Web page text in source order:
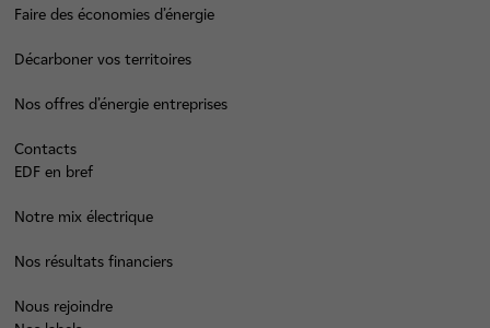
Faire des économies d’énergie
Décarboner vos territoires
Nos offres d’énergie entreprises
Contacts
EDF en bref
Notre mix électrique
Nos résultats financiers
Nous rejoindre